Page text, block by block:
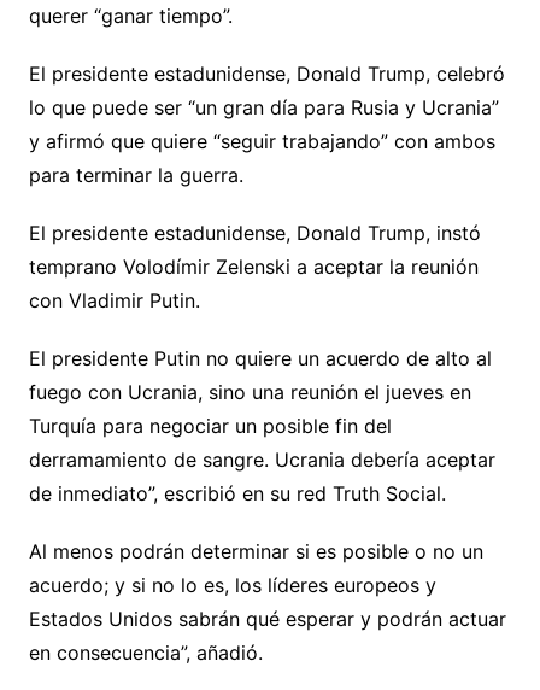
querer “ganar tiempo”.
El presidente estadunidense, Donald Trump, celebró
lo que puede ser “un gran día para Rusia y Ucrania”
y afirmó que quiere “seguir trabajando” con ambos
para terminar la guerra.
El presidente estadunidense, Donald Trump, instó
temprano Volodímir Zelenski a aceptar la reunión
con Vladimir Putin.
El presidente Putin no quiere un acuerdo de alto al
fuego con Ucrania, sino una reunión el jueves en
Turquía para negociar un posible fin del
derramamiento de sangre. Ucrania debería aceptar
de inmediato”, escribió en su red Truth Social.
Al menos podrán determinar si es posible o no un
acuerdo; y si no lo es, los líderes europeos y
Estados Unidos sabrán qué esperar y podrán actuar
en consecuencia”, añadió.